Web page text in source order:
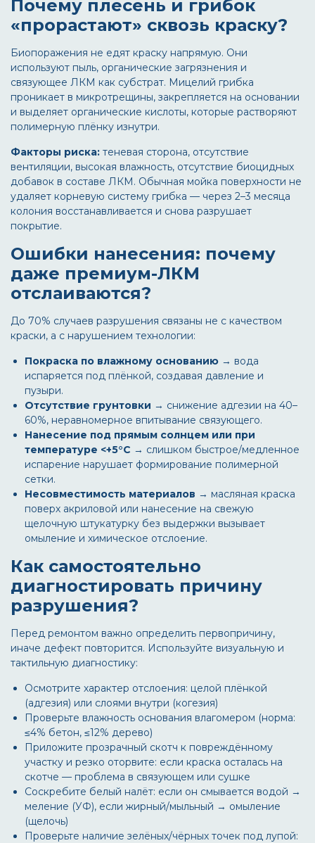
Почему плесень и грибок
«прорастают» сквозь краску?
Биопоражения не едят краску напрямую. Они
используют пыль, органические загрязнения и
связующее ЛКМ как субстрат. Мицелий грибка
проникает в микротрещины, закрепляется на основании
и выделяет органические кислоты, которые растворяют
полимерную плёнку изнутри.
Факторы риска: теневая сторона, отсутствие
вентиляции, высокая влажность, отсутствие биоцидных
добавок в составе ЛКМ. Обычная мойка поверхности не
удаляет корневую систему грибка — через 2–3 месяца
колония восстанавливается и снова разрушает
покрытие.
Ошибки нанесения: почему
даже премиум-ЛКМ
отслаиваются?
До 70% случаев разрушения связаны не с качеством
краски, а с нарушением технологии:
Покраска по влажному основанию → вода
испаряется под плёнкой, создавая давление и
пузыри.
Отсутствие грунтовки → снижение адгезии на 40–
60%, неравномерное впитывание связующего.
Нанесение под прямым солнцем или при
температуре <+5°C → слишком быстрое/медленное
испарение нарушает формирование полимерной
сетки.
Несовместимость материалов → масляная краска
поверх акриловой или нанесение на свежую
щелочную штукатурку без выдержки вызывает
омыление и химическое отслоение.
Как самостоятельно
диагностировать причину
разрушения?
Перед ремонтом важно определить первопричину,
иначе дефект повторится. Используйте визуальную и
тактильную диагностику:
Осмотрите характер отслоения: целой плёнкой
(адгезия) или слоями внутри (когезия)
Проверьте влажность основания влагомером (норма:
≤4% бетон, ≤12% дерево)
Приложите прозрачный скотч к повреждённому
участку и резко оторвите: если краска осталась на
скотче — проблема в связующем или сушке
Соскребите белый налёт: если он смывается водой →
меление (УФ), если жирный/мыльный → омыление
(щелочь)
Проверьте наличие зелёных/чёрных точек под лупой: